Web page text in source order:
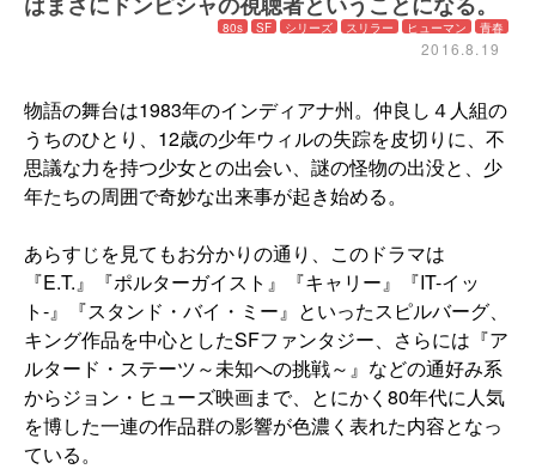
80s SF シリーズ スリラー ヒューマン 青春
2016.8.19
物語の舞台は1983年のインディアナ州。仲良し４人組の
うちのひとり、12歳の少年ウィルの失踪を皮切りに、不
思議な力を持つ少女との出会い、謎の怪物の出没と、少
年たちの周囲で奇妙な出来事が起き始める。
あらすじを見てもお分かりの通り、このドラマは
『E.T.』『ポルターガイスト』『キャリー』『IT-イッ
ト-』『スタンド・バイ・ミー』といったスピルバーグ、
キング作品を中心としたSFファンタジー、さらには『ア
ルタード・ステーツ～未知への挑戦～』などの通好み系
からジョン・ヒューズ映画まで、とにかく80年代に人気
を博した一連の作品群の影響が色濃く表れた内容となっ
ている。